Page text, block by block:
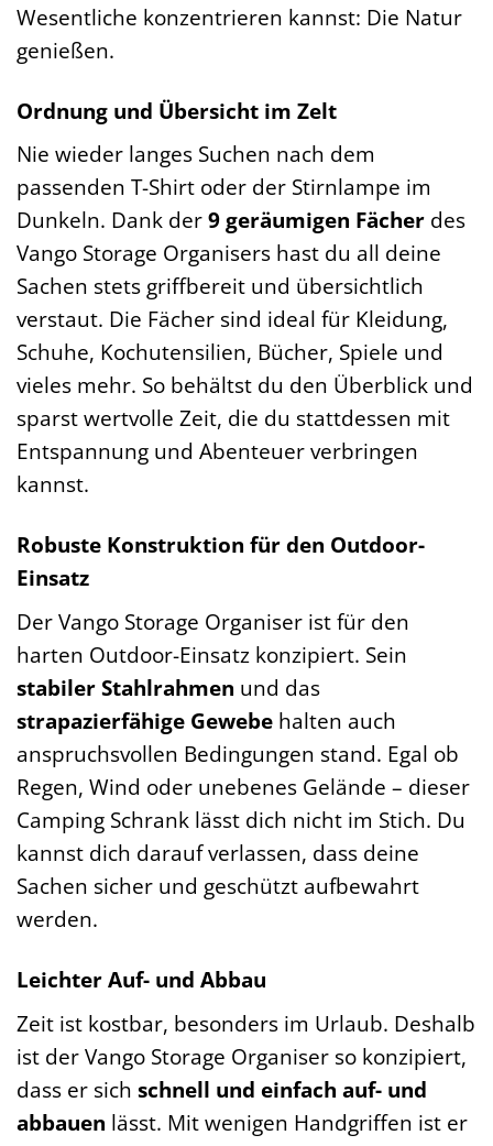
Wesentliche konzentrieren kannst: Die Natur
genießen.
Ordnung und Übersicht im Zelt
Nie wieder langes Suchen nach dem
passenden T-Shirt oder der Stirnlampe im
Dunkeln. Dank der9 geräumigen Fächer des
Vango Storage Organisers hast du all deine
Sachen stets griffbereit und übersichtlich
verstaut. Die Fächer sind ideal für Kleidung,
Schuhe, Kochutensilien, Bücher, Spiele und
vieles mehr. So behältst du den Überblick und
sparst wertvolle Zeit, die du stattdessen mit
Entspannung und Abenteuer verbringen
kannst.
Robuste Konstruktion für den Outdoor-
Einsatz
Der Vango Storage Organiser ist für den
harten Outdoor-Einsatz konzipiert. Sein
stabiler Stahlrahmen und das
strapazierfähige Gewebe halten auch
anspruchsvollen Bedingungen stand. Egal ob
Regen, Wind oder unebenes Gelände – dieser
Camping Schrank lässt dich nicht im Stich. Du
kannst dich darauf verlassen, dass deine
Sachen sicher und geschützt aufbewahrt
werden.
Leichter Auf- und Abbau
Zeit ist kostbar, besonders im Urlaub. Deshalb
ist der Vango Storage Organiser so konzipiert,
dass er sich schnell und einfach auf- und
abbauen lässt. Mit wenigen Handgriffen ist er